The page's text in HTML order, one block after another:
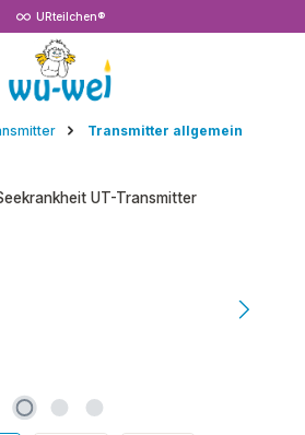
URteilchen®
Transmitter allgemein